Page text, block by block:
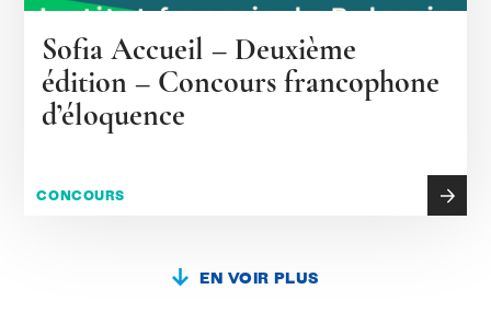
Sofia Accueil – Deuxième
édition – Concours francophone
d’éloquence
CONCOURS
EN VOIR PLUS